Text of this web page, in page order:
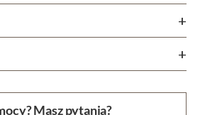
Masz pytania?